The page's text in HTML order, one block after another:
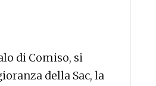
di Comiso, si
della Sac, la